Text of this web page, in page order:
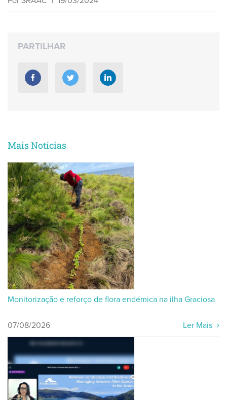
PARTILHAR
Mais Notícias
Monitorização e reforço de flora endémica na ilha Graciosa
07/08/2026 Ler Mais